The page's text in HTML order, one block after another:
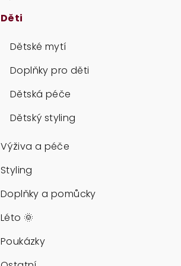
Děti
Dětské mytí
Doplňky pro děti
Dětská péče
Dětský styling
Výživa a péče
Styling
Doplňky a pomůcky
Léto 🌞
Poukázky